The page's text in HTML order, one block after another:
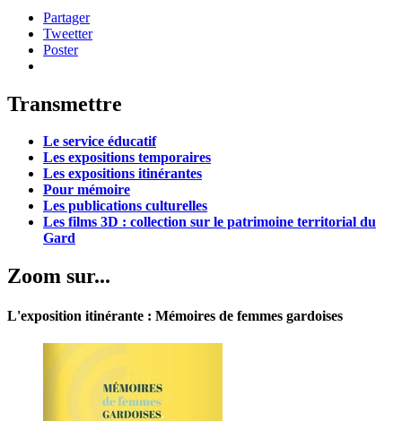
Partager
Tweetter
Poster
Transmettre
Le service éducatif
Les expositions temporaires
Les expositions itinérantes
Pour mémoire
Les publications culturelles
Les films 3D : collection sur le patrimoine territorial du
Gard
Zoom sur...
L'exposition itinérante : Mémoires de femmes gardoises